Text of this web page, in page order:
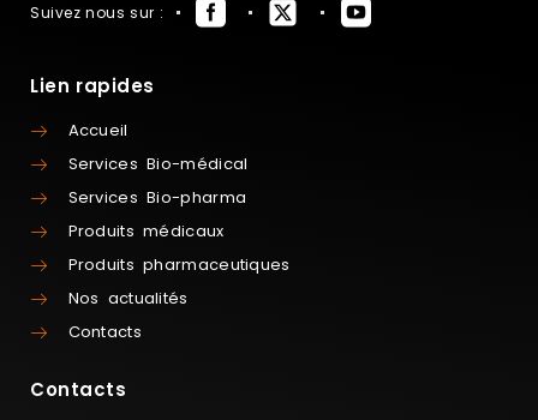
Suivez nous sur :
Lien rapides
Accueil
Services Bio-médical
Services Bio-pharma
Produits médicaux
Produits pharmaceutiques
Nos actualités
Contacts
Contacts